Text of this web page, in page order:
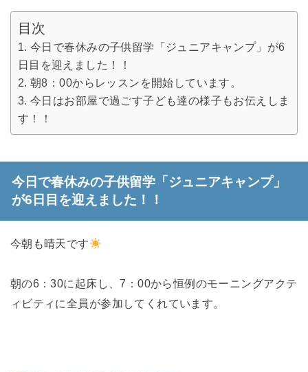
目次
今日で春休みの子供留学「ジュニアキャンプ」が6
日目を迎えました！！
朝8：00からレッスンを開始しています。
今日はお部屋で過ごす子ども達の様子もお伝えしま
す！！
今日で春休みの子供留学「ジュニアキャンプ」
が6日目を迎えました！！
今朝も晴天です
朝の6：30に起床し、7：00から恒例のモーニングアクテ
ィビティに全員が参加してくれています。